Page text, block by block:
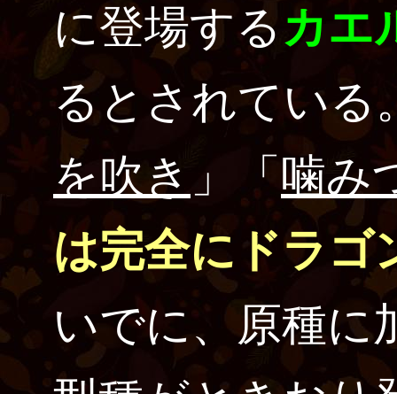
に登場する カエ
るとされている
を吹き 」「 噛み
は完全にドラゴ
いでに、原種に